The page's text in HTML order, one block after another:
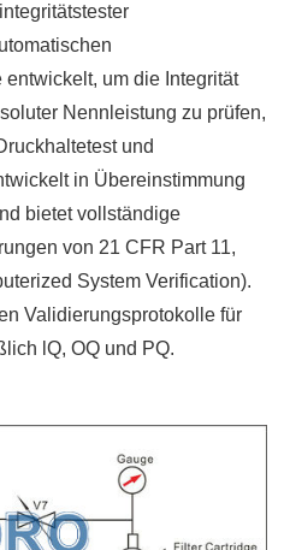
um die Integrität
Nennleistung zu prüfen,
und
in Übereinstimmung
bietet vollständige
von 21 CFR Part 11,
System Verification).
Validierungsprotokolle für
lQ, OQ und PQ.